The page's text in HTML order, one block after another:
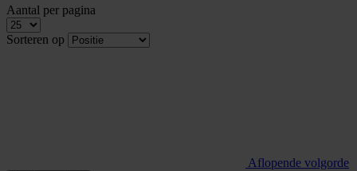
Aantal per pagina
Sorteren op
Aflopende volgorde